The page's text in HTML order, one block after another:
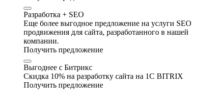
Разработка + SEO
Еще более выгодное предложение на услуги SEO
продвижения для сайта, разработанного в нашей
компании.
Получить предложение
Выгоднее с Битрикс
Скидка 10% на разработку сайта на 1C BITRIX
Получить предложение